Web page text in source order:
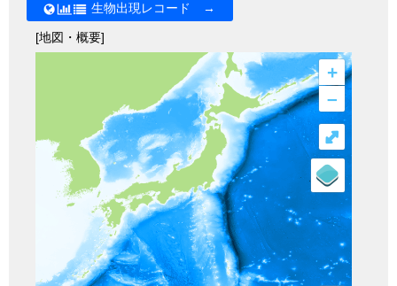
生物出現レコード →
[地図・概要]
+
–
⤢